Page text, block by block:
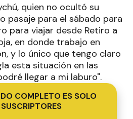
quien no ocultó su
pasaje para el sábado para
para viajar desde Retiro a
en donde trabajo en
y lo único que tengo claro
esta situación en las
llegar a mi laburo".
COMPLETO ES SOLO